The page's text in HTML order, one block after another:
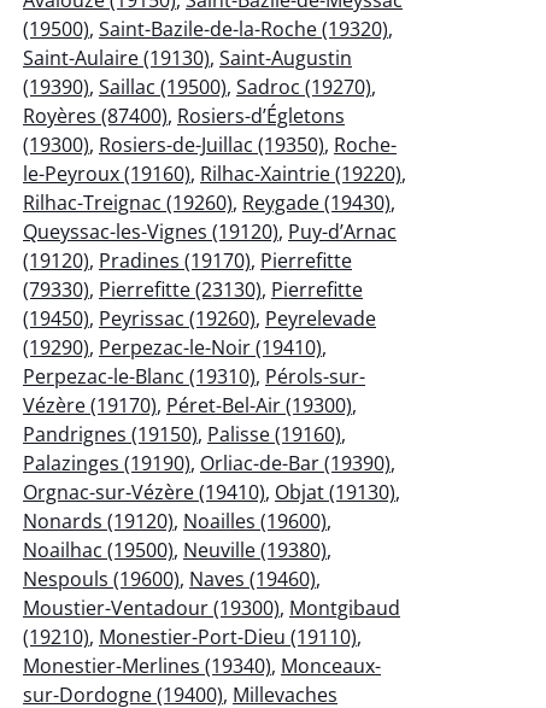
(19500), Saint-Bazile-de-la-Roche (19320),
Saint-Aulaire (19130), Saint-Augustin
(19390), Saillac (19500), Sadroc (19270),
Royères (87400), Rosiers-d’Égletons
(19300), Rosiers-de-Juillac (19350), Roche-
le-Peyroux (19160), Rilhac-Xaintrie (19220),
Rilhac-Treignac (19260), Reygade (19430),
Queyssac-les-Vignes (19120), Puy-d’Arnac
(19120), Pradines (19170), Pierrefitte
(79330), Pierrefitte (23130), Pierrefitte
(19450), Peyrissac (19260), Peyrelevade
(19290), Perpezac-le-Noir (19410),
Perpezac-le-Blanc (19310), Pérols-sur-
Vézère (19170), Péret-Bel-Air (19300),
Pandrignes (19150), Palisse (19160),
Palazinges (19190), Orliac-de-Bar (19390),
Orgnac-sur-Vézère (19410), Objat (19130),
Nonards (19120), Noailles (19600),
Noailhac (19500), Neuville (19380),
Nespouls (19600), Naves (19460),
Moustier-Ventadour (19300), Montgibaud
(19210), Monestier-Port-Dieu (19110),
Monestier-Merlines (19340), Monceaux-
sur-Dordogne (19400), Millevaches